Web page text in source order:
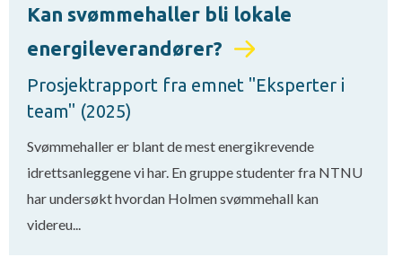
Kan svømmehaller bli lokale
energileverandører?
Prosjektrapport fra emnet "Eksperter i
team" (2025)
Svømmehaller er blant de mest energikrevende
idrettsanleggene vi har. En gruppe studenter fra NTNU
har undersøkt hvordan Holmen svømmehall kan
videreu...